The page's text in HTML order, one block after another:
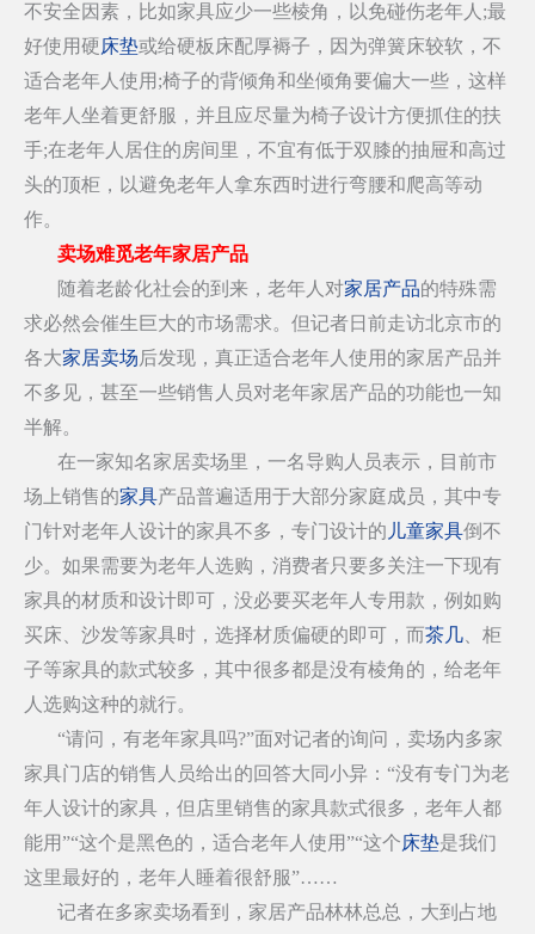
不安全因素，比如家具应少一些棱角，以免碰伤老年人;最
好使用硬 床垫或给硬板床配厚褥子，因为弹簧床较软，不
适合老年人使用;椅子的背倾角和坐倾角要偏大一些，这样
老年人坐着更舒服，并且应尽量为椅子设计方便抓住的扶
手;在老年人居住的房间里，不宜有低于双膝的抽屉和高过
头的顶柜，以避免老年人拿东西时进行弯腰和爬高等动
作。
卖场难觅老年家居产品
随着老龄化社会的到来，老年人对家居产品的特殊需
求必然会催生巨大的市场需求。但记者日前走访北京市的
各大家居卖场后发现，真正适合老年人使用的家居产品并
不多见，甚至一些销售人员对老年家居产品的功能也一知
半解。
在一家知名家居卖场里，一名导购人员表示，目前市
场上销售的家具产品普遍适用于大部分家庭成员，其中专
门针对老年人设计的家具不多，专门设计的 儿童家具倒不
少。如果需要为老年人选购，消费者只要多关注一下现有
家具的材质和设计即可，没必要买老年人专用款，例如购
买床、沙发等家具时，选择材质偏硬的即可，而茶几 、柜
子等家具的款式较多，其中很多都是没有棱角的，给老年
人选购这种的就行。
“请问，有老年家具吗?”面对记者的询问，卖场内多家
家具门店的销售人员给出的回答大同小异：“没有专门为老
年人设计的家具，但店里销售的家具款式很多，老年人都
能用”“这个是黑色的，适合老年人使用”“这个床垫是我们
这里最好的，老年人睡着很舒服”……
记者在多家卖场看到，家居产品林林总总，大到占地